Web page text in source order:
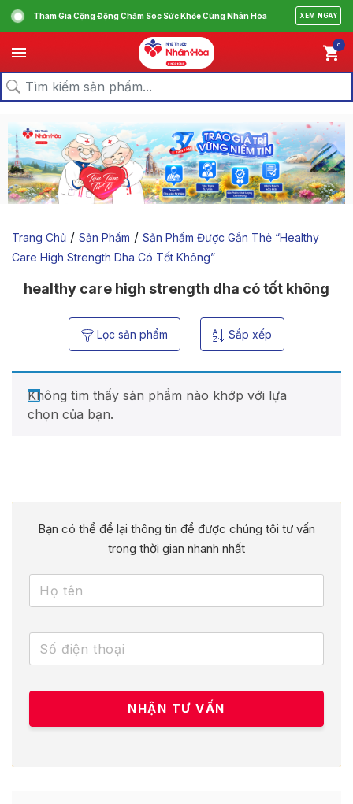
Tham Gia Cộng Động Chăm Sóc Sức Khỏe Cùng Nhân Hòa XEM NGAY
0
Trang Chủ / Sản Phẩm / Sản Phẩm Được Gắn Thẻ “healthy
Care High Strength Dha Có Tốt Không”
healthy care high strength dha có tốt không
Lọc sản phẩm Sắp xếp
Không tìm thấy sản phẩm nào khớp với lựa
chọn của bạn.
Bạn có thể để lại thông tin để được chúng tôi tư vấn
trong thời gian nhanh nhất